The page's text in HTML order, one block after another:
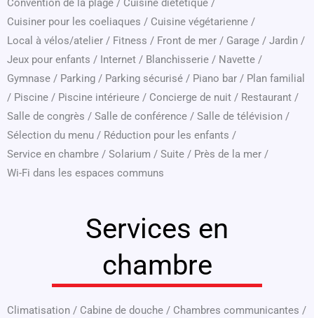
Convention de la plage / Cuisine diététique /
Cuisiner pour les coeliaques / Cuisine végétarienne /
Local à vélos/atelier / Fitness / Front de mer / Garage / Jardin /
Jeux pour enfants / Internet / Blanchisserie / Navette /
Gymnase / Parking / Parking sécurisé / Piano bar / Plan familial
/ Piscine / Piscine intérieure / Concierge de nuit / Restaurant /
Salle de congrès / Salle de conférence / Salle de télévision /
Sélection du menu / Réduction pour les enfants /
Service en chambre / Solarium / Suite / Près de la mer /
Wi-Fi dans les espaces communs
Services en
chambre
Climatisation / Cabine de douche / Chambres communicantes /